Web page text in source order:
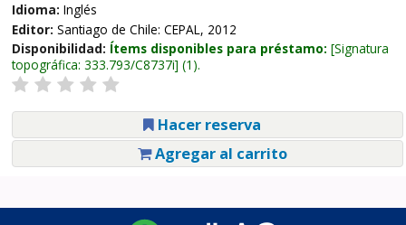
Idioma: Inglés
Editor: Santiago de Chile: CEPAL, 2012
Disponibilidad: Ítems disponibles para préstamo: Signatura
topográfica: 333.793/C8737i (1).
Hacer reserva
Agregar al carrito